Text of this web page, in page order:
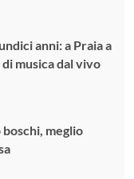
anni: a Praia a
musica dal vivo
meglio